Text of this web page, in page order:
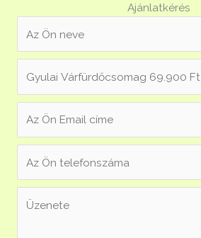
Ajánlatkérés